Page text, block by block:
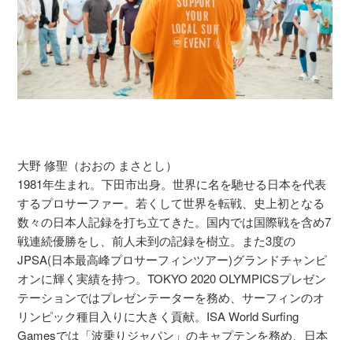
大野 修聖（おおの まさとし）
1981年生まれ。下田市出身。世界に名を馳せる日本を代表
するプロサーファー。若くして世界を転戦、史上初となる
数々の日本人記録を打ち立てきた。国内では国際戦を含め7
戦連続優勝をし、前人未到の記録を樹立。また3度の
JPSA(日本最高峰プロサーフィンツアー)グランドチャンピ
オンに輝く実績を持つ。TOKYO 2020 OLYMPICSプレゼン
テーションではプレゼンテーターを務め、サーフィンのオ
リンピック種目入りに大きく貢献。ISA World Surfing
Gamesでは「波乗りジャパン」のキャプテンを務め、日本